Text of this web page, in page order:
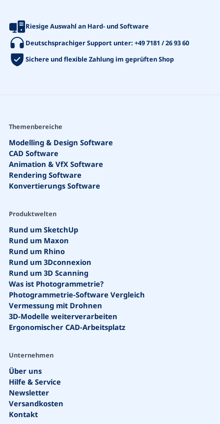
Riesige Auswahl an Hard- und Software
Deutschsprachiger Support unter: +49 7181 / 26 93 60
Sichere und flexible Zahlung im geprüften Shop
Themenbereiche
Modelling & Design Software
CAD Software
Animation & VfX Software
Rendering Software
Konvertierungs Software
Produktwelten
Rund um SketchUp
Rund um Maxon
Rund um Rhino
Rund um 3Dconnexion
Rund um 3D Scanning
Was ist Photogrammetrie?
Photogrammetrie-Software Vergleich
Vermessung mit Drohnen
3D-Modelle weiterverarbeiten
Ergonomischer CAD-Arbeitsplatz
Unternehmen
Über uns
Hilfe & Service
Newsletter
Versandkosten
Kontakt